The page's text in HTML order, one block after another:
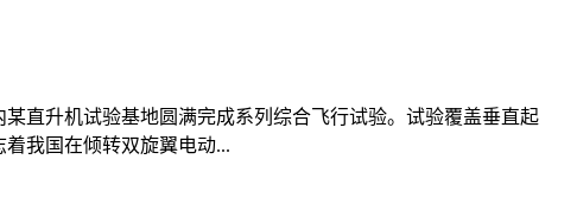
直升机试验基地圆满完成系列综合飞行试验。试验覆盖垂直起
我国在倾转双旋翼电动...